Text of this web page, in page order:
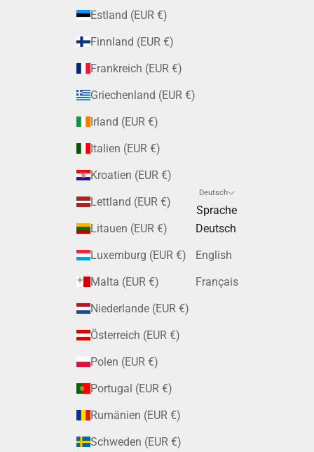
Estland (EUR €)
Finnland (EUR €)
Frankreich (EUR €)
Griechenland (EUR €)
Irland (EUR €)
Italien (EUR €)
Kroatien (EUR €)
Lettland (EUR €)
Litauen (EUR €)
Luxemburg (EUR €)
Malta (EUR €)
Niederlande (EUR €)
Österreich (EUR €)
Polen (EUR €)
Portugal (EUR €)
Rumänien (EUR €)
Schweden (EUR €)
Deutsch
Sprache
Deutsch
English
Français